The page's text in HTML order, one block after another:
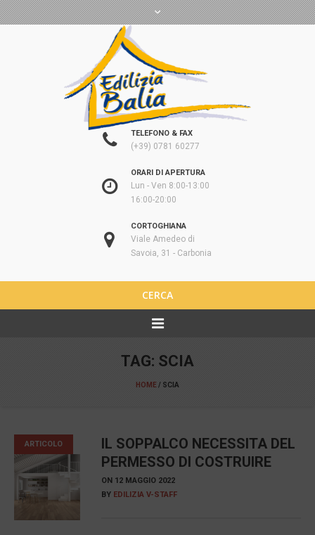
TELEFONO & FAX
(+39) 0781 60277
ORARI DI APERTURA
Lun - Ven 8:00-13:00
16:00-20:00
CORTOGHIANA
Viale Amedeo di
Savoia, 31 - Carbonia
CERCA
TAG: SCIA
HOME/ SCIA
ARTICOLO
IL SOPPALCO NECESSITA DEL
PERMESSO DI COSTRUIRE
ON 12 MAGGIO 2022
BY EDILIZIA V-STAFF